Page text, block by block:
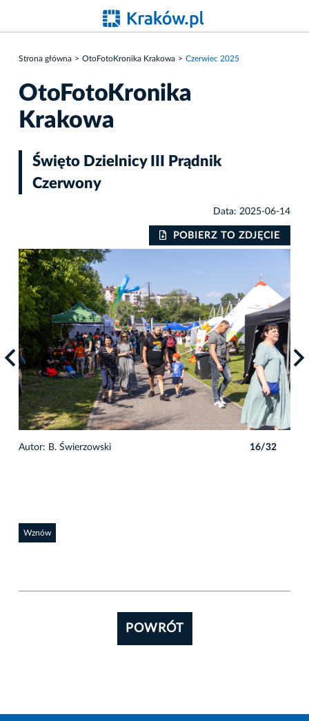
Strona główna OtoFotoKronika Krakowa Czerwiec 2025
OtoFotoKronika
Krakowa
Święto Dzielnicy III Prądnik
Czerwony
Data: 2025-06-14
POBIERZ TO ZDJĘCIE
Autor: B. Świerzowski 16/32
Wznów
POWRÓT